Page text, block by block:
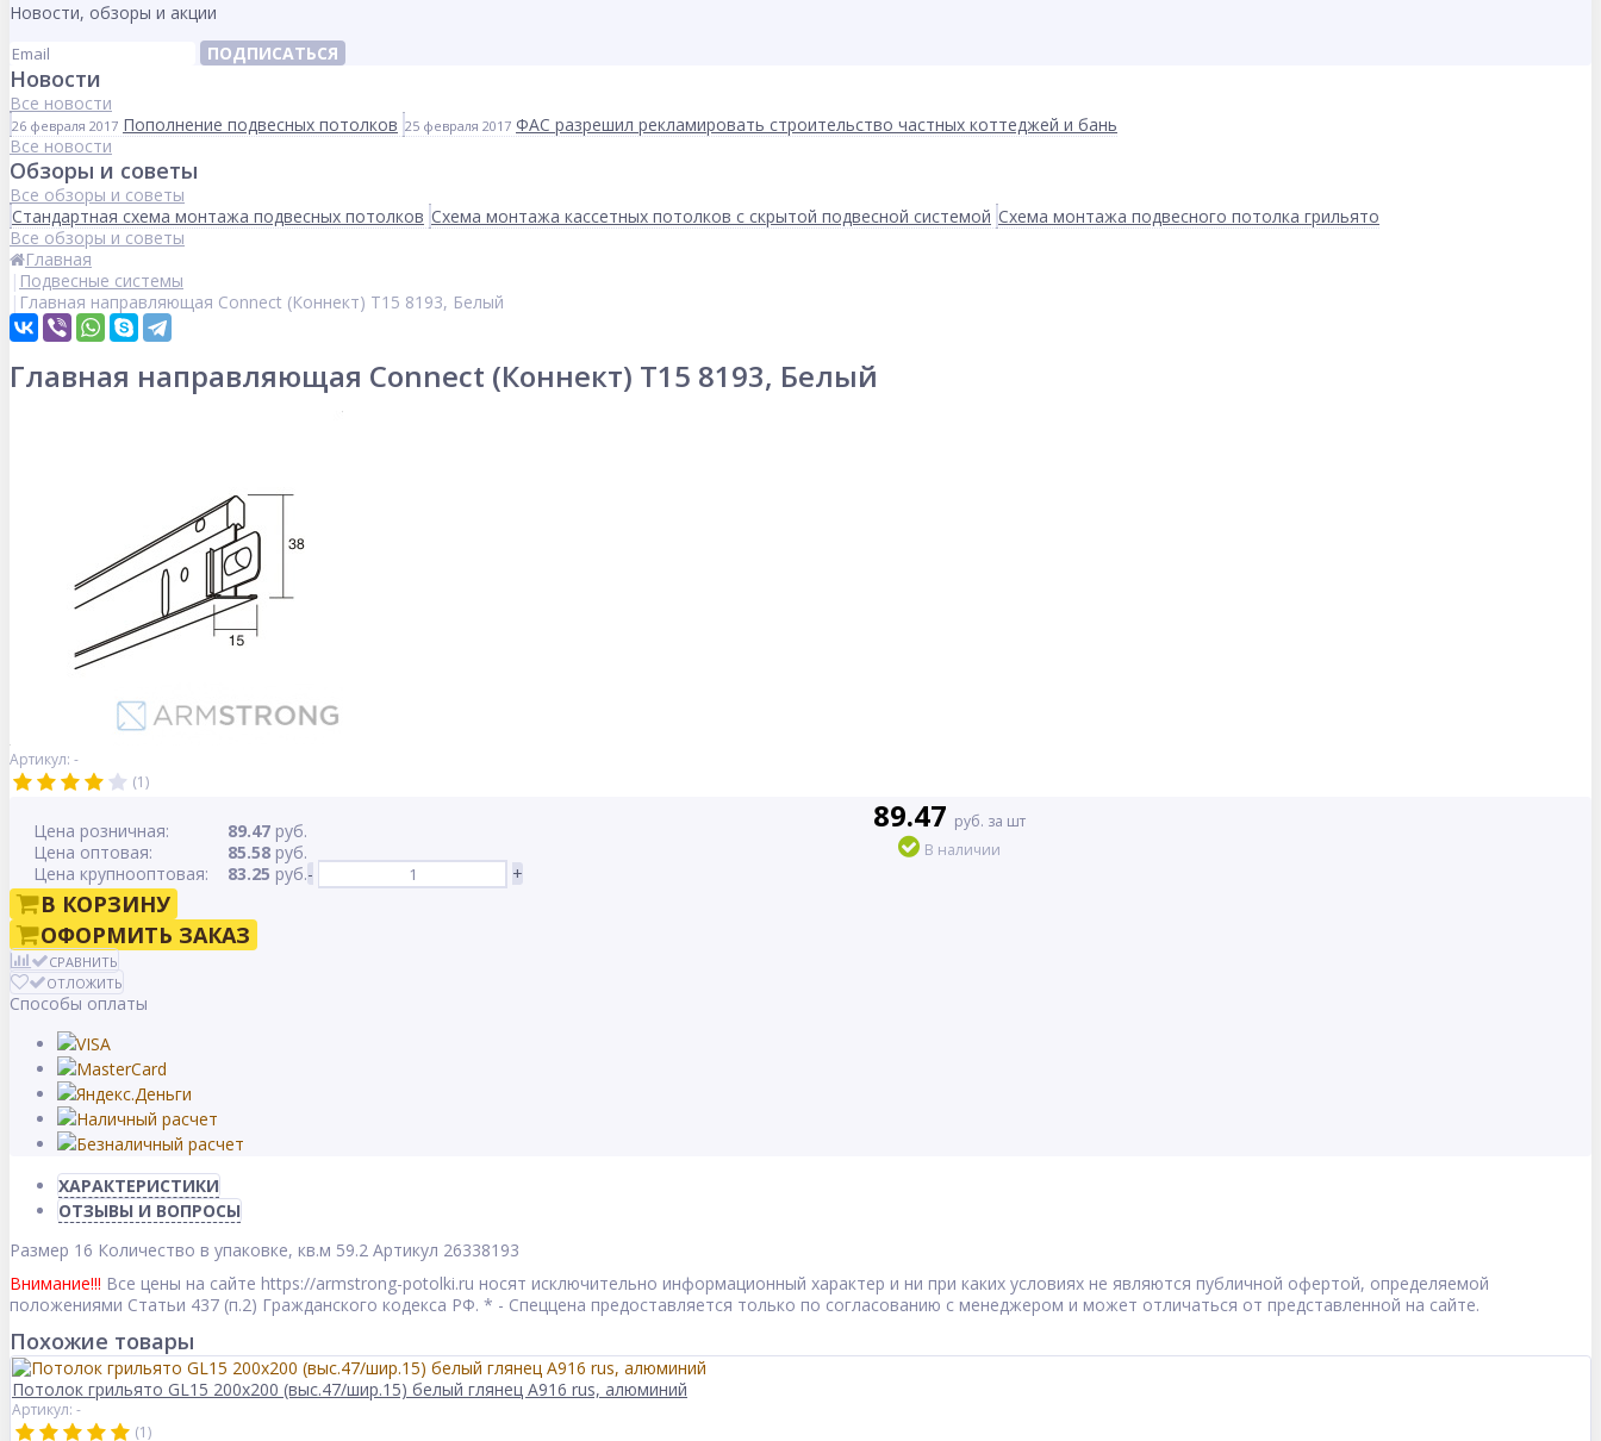
Новости, обзоры и акции
ПОДПИСАТЬСЯ
Новости
Все новости
26 февраля 2017 Пополнение подвесных потолков 25 февраля 2017 ФАС разрешил рекламировать строительство частных коттеджей и бань
Все новости
Обзоры и советы
Все обзоры и советы
Стандартная схема монтажа подвесных потолков Схема монтажа кассетных потолков с скрытой подвесной системой Схема монтажа подвесного потолка грильято
Все обзоры и советы
Главная
Подвесные системы
Главная направляющая Connect (Коннект) T15 8193, Белый
Главная направляющая Connect (Коннект) T15 8193, Белый
Артикул: -
(1)
Цена розничная: 89.47 руб.
Цена оптовая:
85.58 руб.
Цена крупнооптовая:
83.25 руб.
89.47 руб. за шт
В наличии
- +
В КОРЗИНУ
ОФОРМИТЬ ЗАКАЗ
СРАВНИТЬ
ОТЛОЖИТЬ
Способы оплаты
ХАРАКТЕРИСТИКИ
ОТЗЫВЫ И ВОПРОСЫ
Размер 16 Количество в упаковке, кв.м 59.2 Артикул 26338193
Внимание!!! Все цены на сайте https://armstrong-potolki.ru носят исключительно информационный характер и ни при каких условиях не являются публичной офертой, определяемой
положениями Статьи 437 (п.2) Гражданского кодекса РФ. * - Спеццена предоставляется только по согласованию с менеджером и может отличаться от представленной на сайте.
Похожие товары
Потолок грильято GL15 200х200 (выс.47/шир.15) белый глянец А916 rus, алюминий
Артикул: -
(1)